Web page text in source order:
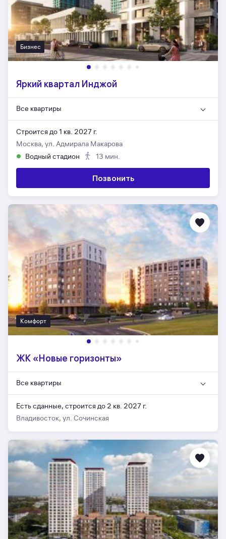
Бизнес
Яркий квартал Инджой
Все квартиры
Строится до 1 кв. 2027 г.
Москва, ул. Адмирала Макарова
Водный стадион
13 мин.
Позвонить
Комфорт
ЖК «Новые горизонты»
Все квартиры
Есть сданные, строится до 2 кв. 2027 г.
Владивосток, ул. Сочинская